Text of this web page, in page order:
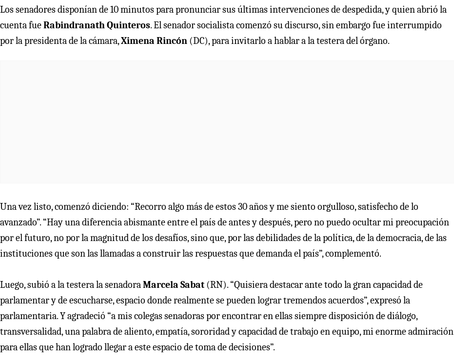
Los senadores disponían de 10 minutos para pronunciar sus últimas intervenciones de despedida, y quien abrió la
cuenta fueRabindranath Quinteros. El senador socialista comenzó su discurso, sin embargo fue interrumpido
por la presidenta de la cámara,Ximena Rincón (DC), para invitarlo a hablar a la testera del órgano.
Una vez listo, comenzó diciendo: “Recorro algo más de estos 30 años y me siento orgulloso, satisfecho de lo
avanzado”. “Hay una diferencia abismante entre el país de antes y después, pero no puedo ocultar mi preocupación
por el futuro, no por la magnitud de los desafíos, sino que, por las debilidades de la política, de la democracia, de las
instituciones que son las llamadas a construir las respuestas que demanda el país”, complementó.
Luego, subió a la testera la senadoraMarcela Sabat (RN). “Quisiera destacar ante todo la gran capacidad de
parlamentar y de escucharse, espacio donde realmente se pueden lograr tremendos acuerdos”, expresó la
parlamentaria. Y agradeció “a mis colegas senadoras por encontrar en ellas siempre disposición de diálogo,
transversalidad, una palabra de aliento, empatía, sororidad y capacidad de trabajo en equipo, mi enorme admiración
para ellas que han logrado llegar a este espacio de toma de decisiones”.